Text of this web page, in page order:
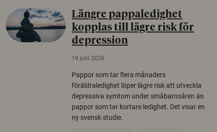
Längre pappaledighet
kopplas till lägre risk för
depression
19 juni 2026
Pappor som tar flera månaders
föräldraledighet löper lägre risk att utveckla
depressiva symtom under småbarnsåren än
pappor som tar kortare ledighet. Det visar en
ny svensk studie.